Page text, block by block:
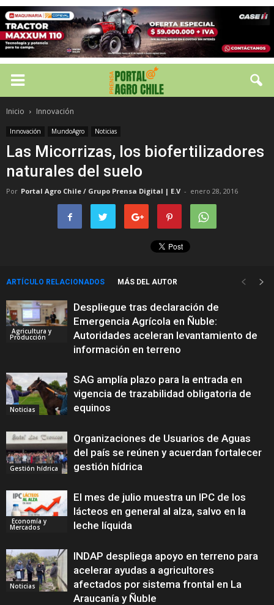
Inicio Innovación
Innovación MundoAgro Noticias
Las Micorrizas, los biofertilizadores
naturales del suelo
Por Portal Agro Chile / Grupo Prensa Digital | E.V - enero 28, 2016
ARTÍCULO RELACIONADOS MÁS DEL AUTOR
Agricultura y
Producción
Despliegue tras declaración de
Emergencia Agrícola en Ñuble:
Autoridades aceleran levantamiento de
información en terreno
Noticias
SAG amplía plazo para la entrada en
vigencia de trazabilidad obligatoria de
equinos
Gestión hídrica
Organizaciones de Usuarios de Aguas
del país se reúnen y acuerdan fortalecer
gestión hídrica
Economía y
Mercados
El mes de julio muestra un IPC de los
lácteos en general al alza, salvo en la
leche líquida
Noticias
INDAP despliega apoyo en terreno para
acelerar ayudas a agricultores
afectados por sistema frontal en La
Araucanía y Ñuble